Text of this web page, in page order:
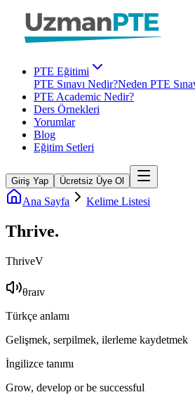
PTE Eğitimi
PTE Sınavı Nedir?Neden PTE
PTE Academic Nedir?
Ders Örnekleri
Yorumlar
Blog
Eğitim Setleri
Giriş Yap Ücretsiz Üye Ol
Ana Sayfa Kelime Listesi
Thrive.
ThriveV
θraɪv
Türkçe anlamı
Gelişmek, serpilmek, ilerleme kaydetmek
İngilizce tanımı
Grow, develop or be successful